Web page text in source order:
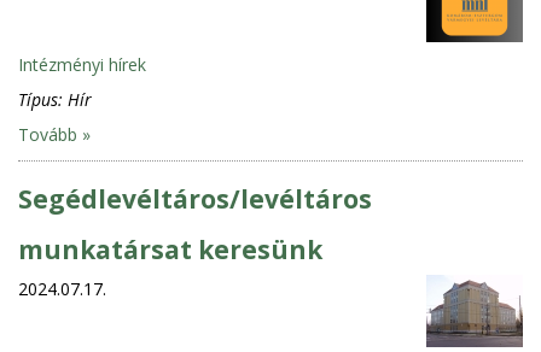
Intézményi hírek
Típus: Hír
Tovább »
Segédlevéltáros/levéltáros
munkatársat keresünk
2024.07.17.